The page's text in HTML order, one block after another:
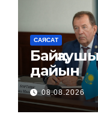
САЯСАТ
дайын
08.08.2026